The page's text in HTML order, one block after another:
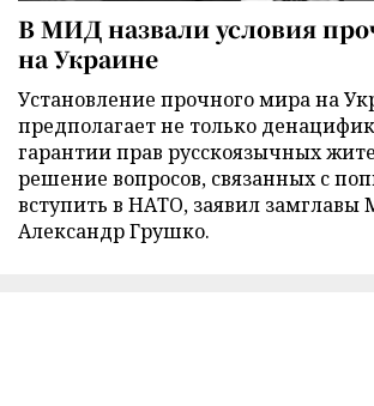
В МИД назвали условия
на Украине
Установление прочного мира на
предполагает не только
гарантии прав русскоязычных
решение вопросов, связанных с
вступить в НАТО, заявил
Александр Грушко.